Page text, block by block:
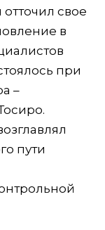
свое
в
при
–
пути